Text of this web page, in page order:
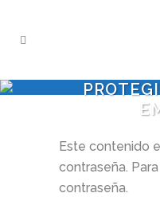
Este contenido
contraseña.
contraseña.